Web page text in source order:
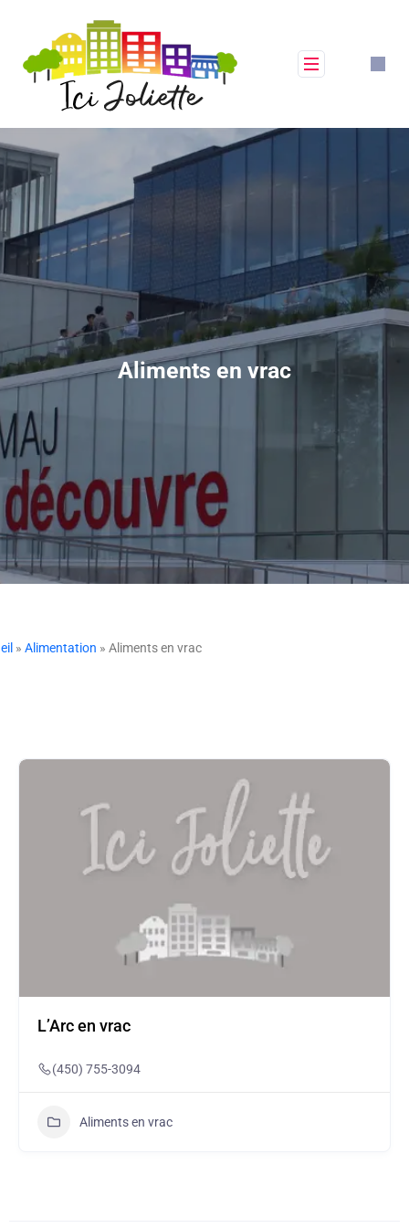
Aliments en vrac
» Alimentation » Aliments en vrac
L’Arc en vrac
(450) 755-3094
Aliments en vrac